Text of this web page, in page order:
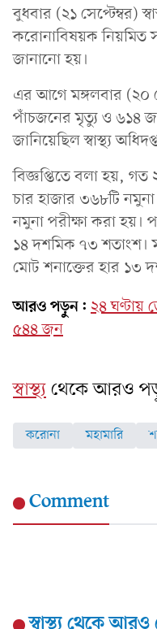
বুধবার (২১ সেপ্টেম্বর)
করোনাবিষয়ক নিয়মিত
জানানো হয়।
এর আগে মঙ্গলবার (২০
পাঁচজনের মৃত্যু ও ৬১৪
জানিয়েছিল স্বাস্থ্য
বিজ্ঞপ্তিতে বলা হয়, গত
চার হাজার ৩৬৮টি
নমুনা পরীক্ষা করা হয়।
১৪ দশমিক ৭৩ শতাংশ।
মোট শনাক্তের হার ১৩
আরও পড়ুন: ২৪ ঘণ্টায়
৫৪৪ জন
স্বাস্থ্যথেকে আরও
করোনা মহামারি
Comment